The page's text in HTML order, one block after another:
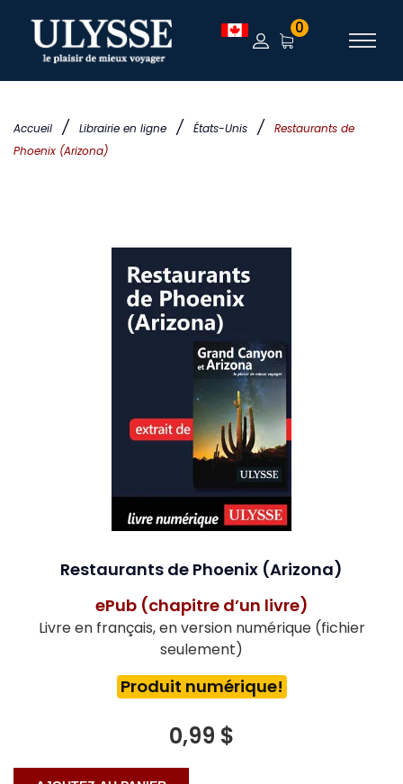
Accueil / Librairie en ligne / États-Unis /
Restaurants de
Phoenix (Arizona)
0
Restaurants de Phoenix (Arizona)
ePub (chapitre d’un livre)
Livre en français, en version numérique (fichier
seulement)
Produit numérique!
0,99 $